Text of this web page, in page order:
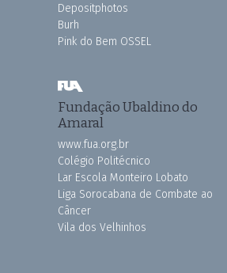
Depositphotos
Burh
Pink do Bem OSSEL
Fundação Ubaldino do
Amaral
www.fua.org.br
Colégio Politécnico
Lar Escola Monteiro Lobato
Liga Sorocabana de Combate ao
Câncer
Vila dos Velhinhos